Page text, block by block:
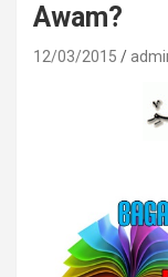
Awam?
12/03/2015